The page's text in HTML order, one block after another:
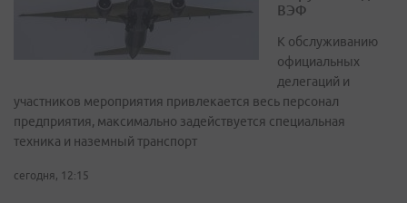
ВЭФ
К обслуживанию
официальных
делегаций и
участников мероприятия привлекается весь персонал
предприятия, максимально задействуется специальная
техника и наземный транспорт
сегодня, 12:15